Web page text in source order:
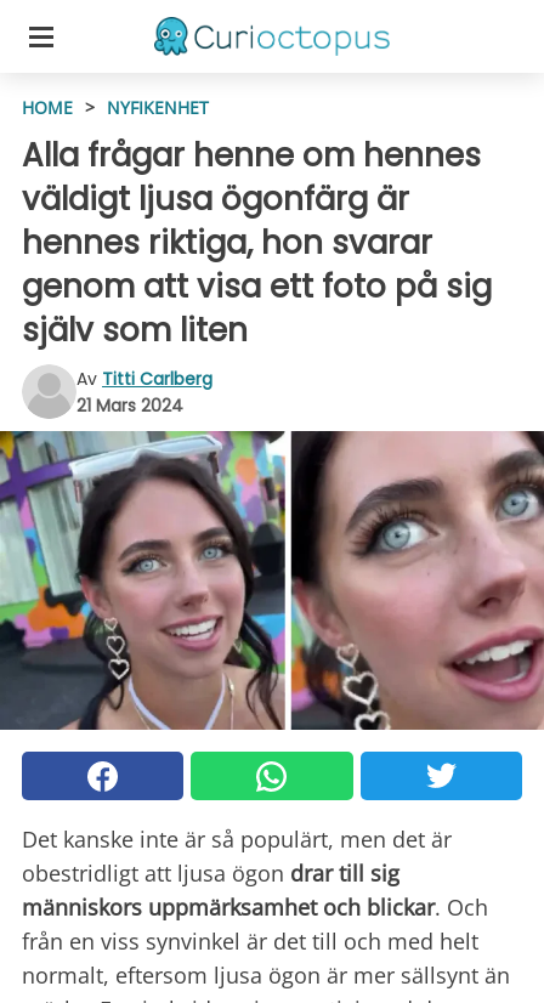
HOME > NYFIKENHET
Alla frågar henne om hennes
väldigt ljusa ögonfärg är
hennes riktiga, hon svarar
genom att visa ett foto på sig
själv som liten
Av Titti Carlberg
21 Mars 2024
Det kanske inte är så populärt, men det är
obestridligt att ljusa ögon drar till sig
människors uppmärksamhet och blickar. Och
från en viss synvinkel är det till och med helt
normalt, eftersom ljusa ögon är mer sällsynt än